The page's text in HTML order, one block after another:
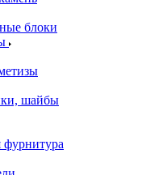
блоки
шайбы
фурнитура